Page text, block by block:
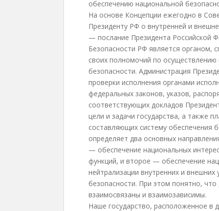
обеспечению национальной
На основе Концепции ежегодно в
Президенту РФ о внутренней и
— послание Президента Российской
Безопасности РФ является органом,
своих полномочий по
безопасности. Администрация
проверки исполнения органами
федеральных законов, указов,
соответствующих докладов
цели и задачи государства, а также
составляющих систему обеспечения
определяет два основных
— обеспечение национальных
функций, и второе — обеспечение
нейтрализации внутренних и
безопасности. При этом понятно,
взаимосвязаны и взаимозависимы.
Наше государство, расположенное в